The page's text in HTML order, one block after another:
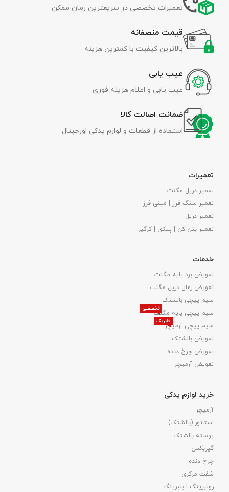
تعمیرات تخصصی در سریعترین زمان ممکن
قیمت منصفانه
بالاترین کیفیت با کمترین هزینه
عیب یابی
عیب یابی و اعلام هزینه فوری
ضمانت اصالت کالا
استفاده از قطعات و لوازم یدکی اورجینال
تعمیرات
تعمیر دریل مگنت
تعمیر سنگ فرز | مینی فرز
تعمیر دریل
تعمیر بتن کن | پیکور | کرگیر
خدمات
تعویض برد پایه مگنت
تعویض زغال دریل مگنت
سیم پیچی بالشتک
سیم پیچی پایه مگنت
تخصصی
سیم پیچی آرمیچر
فابریک
تعویض بالشتک​
تعویض چرخ دنده
تعویض آرمیچر
خرید لوازم یدکی
آرمیچر
استاتور (بالشتک)
پوسته بالشتک
گیربکس
چرخ دنده
شفت مرکزی
رولبرینگ | بلبرینگ